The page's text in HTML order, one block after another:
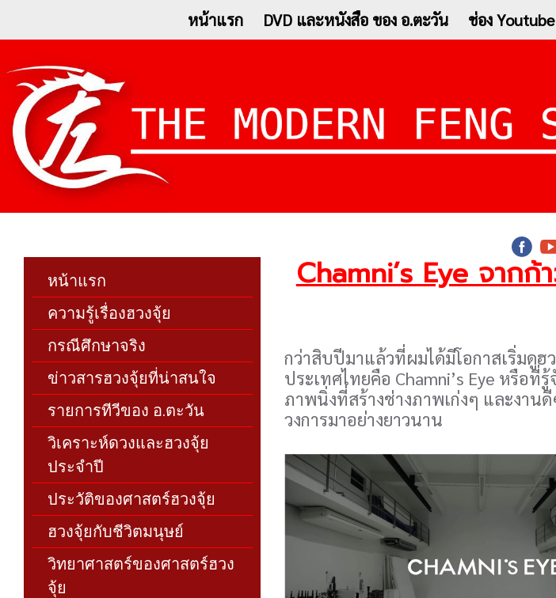
หน้าแรก DVD และหนังสือ ของ อ.ตะวัน ช่อง
หน้าแรก
ความรู้เรื่องฮวงจุ้ย
กรณีศึกษาจริง
ข่าวสารฮวงจุ้ยที่น่าสนใจ
รายการทีวีของ อ.ตะวัน
วิเคราะห์ดวงและฮวงจุ้ย
ประจำปี
ประวัติของศาสตร์ฮวงจุ้ย
ฮวงจุ้ยกับชีวิตมนุษย์
วิทยาศาสตร์ของศาสตร์ฮวง
จุ้ย
Chamni’s Eye จาก
กว่าสิบปีมาแล้วที่ผมได้มีโอกาสเริ่มดู
ประเทศไทยคือ Chamni’s Eye หรือ
ภาพนิ่งที่สร้างช่างภาพเก่งๆ และงาน
วงการมาอย่างยาวนาน